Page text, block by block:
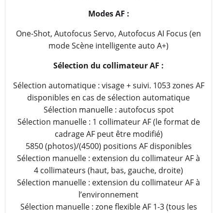
Modes AF :
One-Shot, Autofocus Servo, Autofocus AI Focus (en
mode Scène intelligente auto A+)
Sélection du collimateur AF :
Sélection automatique : visage + suivi. 1053 zones AF
disponibles en cas de sélection automatique
Sélection manuelle : autofocus spot
Sélection manuelle : 1 collimateur AF (le format de
cadrage AF peut être modifié)
5850 (photos)/(4500) positions AF disponibles
Sélection manuelle : extension du collimateur AF à
4 collimateurs (haut, bas, gauche, droite)
Sélection manuelle : extension du collimateur AF à
l’environnement
Sélection manuelle : zone flexible AF 1-3 (tous les